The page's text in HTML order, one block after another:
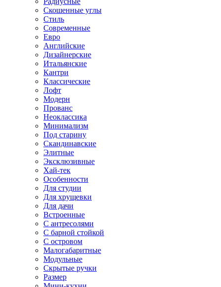
Скошенные углы
Стиль
Современные
Евро
Английские
Дизайнерские
Итальянские
Кантри
Классические
Лофт
Модерн
Прованс
Неоклассика
Минимализм
Под старину
Скандинавские
Элитные
Эксклюзивные
Хай-тек
Особенности
Для студии
Для хрущевки
Для дачи
Встроенные
С антресолями
С барной стойкой
С островом
Малогабаритные
Модульные
Скрытые ручки
Размер